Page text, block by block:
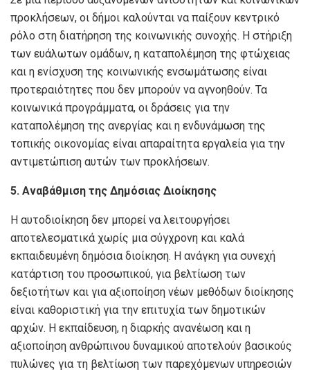
προκλήσεων, οι δήμοι καλούνται να παίξουν κεντρικό
ρόλο στη διατήρηση της κοινωνικής συνοχής. Η στήριξη
των ευάλωτων ομάδων, η καταπολέμηση της φτώχειας
και η ενίσχυση της κοινωνικής ενσωμάτωσης είναι
προτεραιότητες που δεν μπορούν να αγνοηθούν. Τα
κοινωνικά προγράμματα, οι δράσεις για την
καταπολέμηση της ανεργίας και η ενδυνάμωση της
τοπικής οικονομίας είναι απαραίτητα εργαλεία για την
αντιμετώπιση αυτών των προκλήσεων.
5. Αναβάθμιση της Δημόσιας Διοίκησης
Η αυτοδιοίκηση δεν μπορεί να λειτουργήσει
αποτελεσματικά χωρίς μια σύγχρονη και καλά
εκπαιδευμένη δημόσια διοίκηση. Η ανάγκη για συνεχή
κατάρτιση του προσωπικού, για βελτίωση των
δεξιοτήτων και για αξιοποίηση νέων μεθόδων διοίκησης
είναι καθοριστική για την επιτυχία των δημοτικών
αρχών. Η εκπαίδευση, η διαρκής ανανέωση και η
αξιοποίηση ανθρώπινου δυναμικού αποτελούν βασικούς
πυλώνες για τη βελτίωση των παρεχόμενων υπηρεσιών